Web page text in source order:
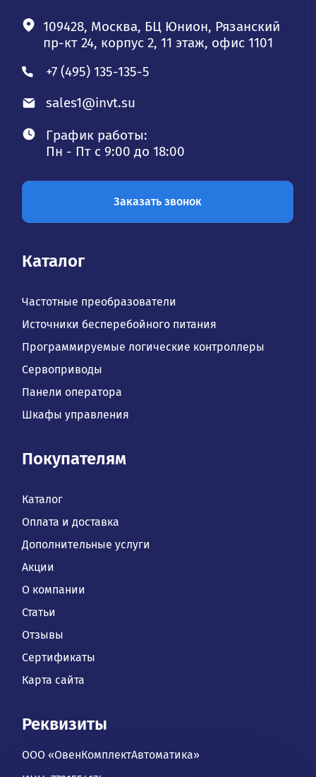
109428, Москва, БЦ Юнион, Рязанский
пр-кт 24, корпус 2, 11 этаж, офис 1101
+7 (495) 135-135-5
sales1@invt.su
График работы:
Пн - Пт с 9:00 до 18:00
Заказать звонок
Каталог
Частотные преобразователи
Источники бесперебойного питания
Программируемые логические контроллеры
Сервоприводы
Панели оператора
Шкафы управления
Покупателям
Каталог
Оплата и доставка
Дополнительные услуги
Акции
О компании
Статьи
Отзывы
Сертификаты
Карта сайта
Реквизиты
ООО «ОвенКомплектАвтоматика»